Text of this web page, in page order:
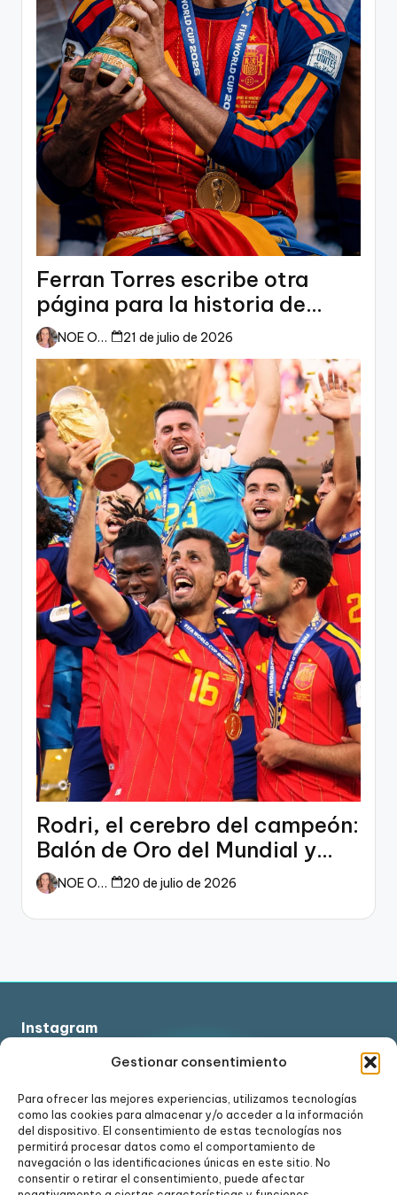
Gestionar consentimiento
Para ofrecer las mejores experiencias, utilizamos tecnologías
como las cookies para almacenar y/o acceder a la información
del dispositivo. El consentimiento de estas tecnologías nos
permitirá procesar datos como el comportamiento de
navegación o las identificaciones únicas en este sitio. No
consentir o retirar el consentimiento, puede afectar
Ferran Torres escribe otra
página para la historia de
España
NOE ORTIZ 21 de julio de 2026
Rodri, el cerebro del campeón:
Balón de Oro del Mundial y
dueño del fútbol
NOE ORTIZ 20 de julio de 2026
Instagram
Ver en Instagram